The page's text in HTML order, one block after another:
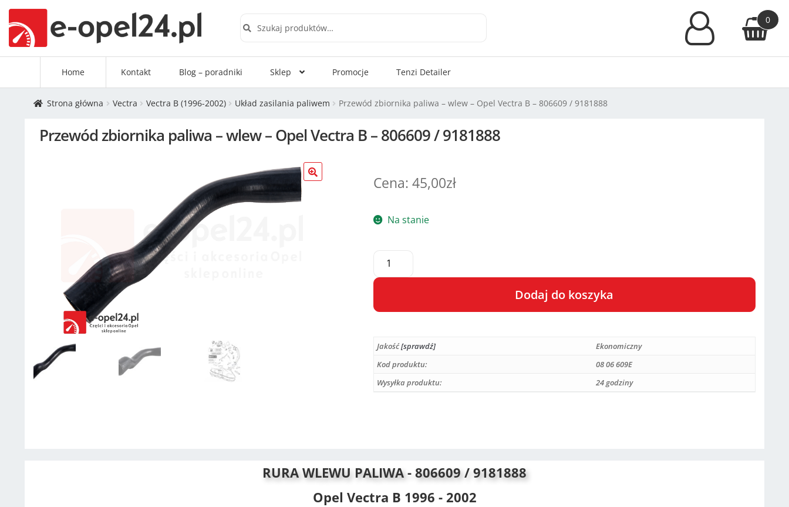
0
Home Kontakt Blog – poradniki Sklep Promocje Tenzi Detailer
Strona główna Vectra Vectra B (1996-2002) Układ zasilania paliwem Przewód zbiornika paliwa – wlew – Opel Vectra B – 806609 / 9181888
Przewód zbiornika paliwa – wlew – Opel Vectra B – 806609 / 9181888
45,00zł
Na stanie
Dodaj do koszyka
t
e
e
:
Jakość[sprawdź]
Ekonomiczny
Kod produktu:
08 06 609E
Wysyłka produktu:
24 godziny
RURA WLEWU PALIWA - 806609 / 9181888
Opel Vectra B 1996 - 2002